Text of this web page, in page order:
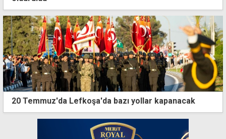
20 Temmuz'da Lefkoşa'da bazı yollar kapanacak